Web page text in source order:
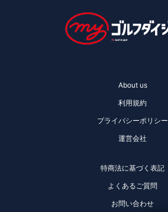
About us
利用規約
プライバシーポリシー
運営会社
特商法に基づく表記
よくあるご質問
お問い合わせ